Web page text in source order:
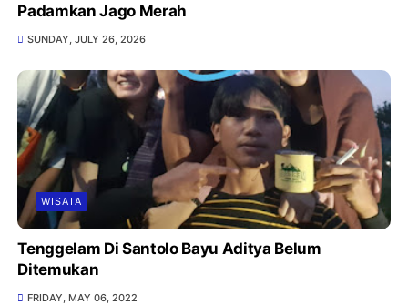
Padamkan Jago Merah
SUNDAY, JULY 26, 2026
WISATA
Tenggelam Di Santolo Bayu Aditya Belum
Ditemukan
FRIDAY, MAY 06, 2022